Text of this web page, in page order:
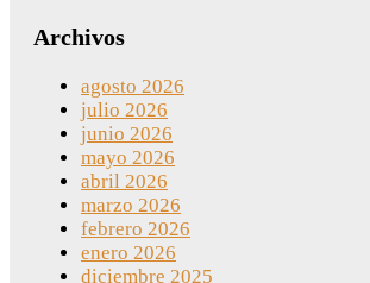
Archivos
agosto 2026
julio 2026
junio 2026
mayo 2026
abril 2026
marzo 2026
febrero 2026
enero 2026
diciembre 2025